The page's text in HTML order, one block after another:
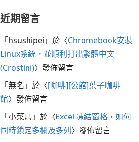
近期留言
「hsushipei 」於〈Chromebook安裝
Linux系統，並順利打出繁體中文
(Crostini)〉發佈留言
「無名 」於〈[咖啡][公館]葉子咖啡
館〉發佈留言
「小菜鳥」於〈Excel 凍結窗格，如何
同時鎖定多欄及多列〉發佈留言